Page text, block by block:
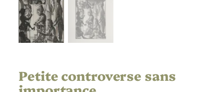
Petite controverse sans